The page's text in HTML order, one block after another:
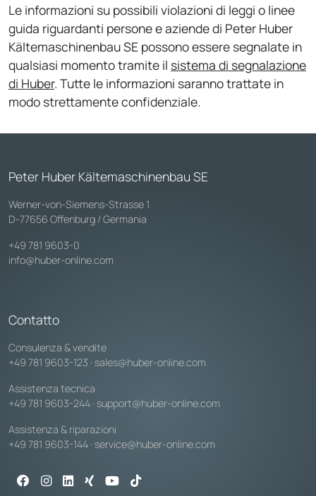
Le informazioni su possibili violazioni di leggi o linee
guida riguardanti persone e aziende di Peter Huber
Kältemaschinenbau SE possono essere segnalate in
qualsiasi momento tramite il sistema di segnalazione
di Huber. Tutte le informazioni saranno trattate in
modo strettamente confidenziale.
Peter Huber Kältemaschinenbau SE
Werner-von-Siemens-Strasse 1
D-77656 Offenburg / Germania
+49 781 9603-0
info@huber-online.com
Contatto
Consulenza & vendite
+49 781 9603-123 · sales@huber-online.com
Assistenza tecnica
+49 781 9603-244 · support@huber-online.com
Assistenza & riparazioni
+49 781 9603-144 · service@huber-online.com